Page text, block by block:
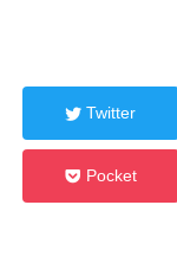
Twitter
Pocket